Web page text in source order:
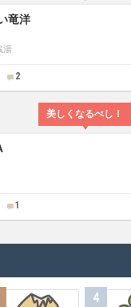
竜洋
湯
2
美しくなるべし！
1
4